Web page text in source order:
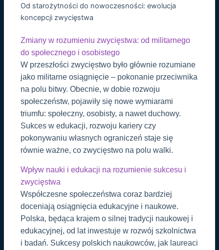
Od starożytności do nowoczesności: ewolucja
koncepcji zwycięstwa
Zmiany w rozumieniu zwycięstwa: od militarnego
do społecznego i osobistego
W przeszłości zwycięstwo było głównie rozumiane
jako militarne osiągnięcie – pokonanie przeciwnika
na polu bitwy. Obecnie, w dobie rozwoju
społeczeństw, pojawiły się nowe wymiarami
triumfu: społeczny, osobisty, a nawet duchowy.
Sukces w edukacji, rozwoju kariery czy
pokonywaniu własnych ograniczeń staje się
równie ważne, co zwycięstwo na polu walki.
Wpływ nauki i edukacji na rozumienie sukcesu i
zwycięstwa
Współczesne społeczeństwa coraz bardziej
doceniają osiągnięcia edukacyjne i naukowe.
Polska, będąca krajem o silnej tradycji naukowej i
edukacyjnej, od lat inwestuje w rozwój szkolnictwa
i badań. Sukcesy polskich naukowców, jak laureaci